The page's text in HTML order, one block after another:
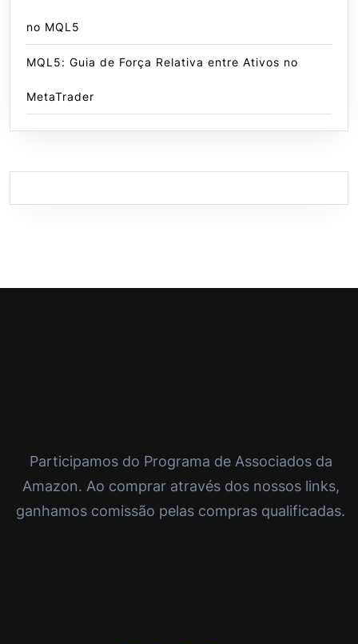
no MQL5
MQL5: Guia de Força Relativa entre Ativos no
MetaTrader
Participamos do Programa de Associados da
Amazon. Ao comprar através dos nossos links,
ganhamos comissão pelas compras qualificadas.